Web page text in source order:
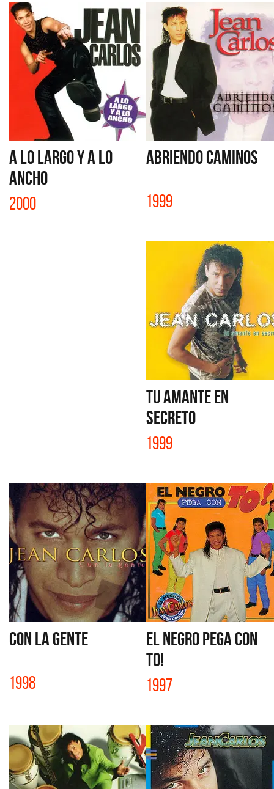
A LO LARGO Y A LO
ANCHO
2000
ABRIENDO CAMINOS
1999
TU AMANTE EN
SECRETO
1999
CON LA GENTE
1998
EL NEGRO PEGA CON
TO!
1997